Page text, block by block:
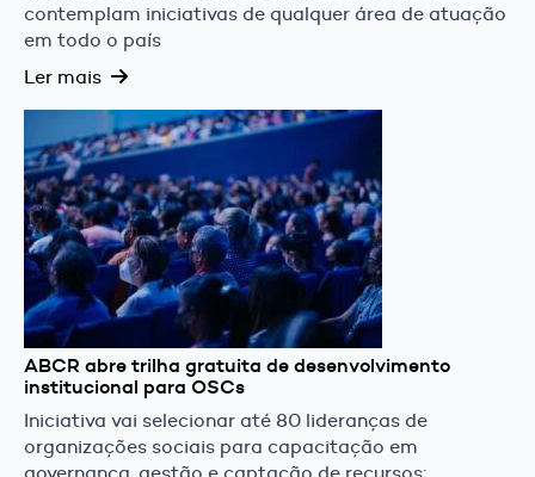
contemplam iniciativas de qualquer área de atuação
em todo o país
Ler mais
ABCR abre trilha gratuita de desenvolvimento
institucional para OSCs
Iniciativa vai selecionar até 80 lideranças de
organizações sociais para capacitação em